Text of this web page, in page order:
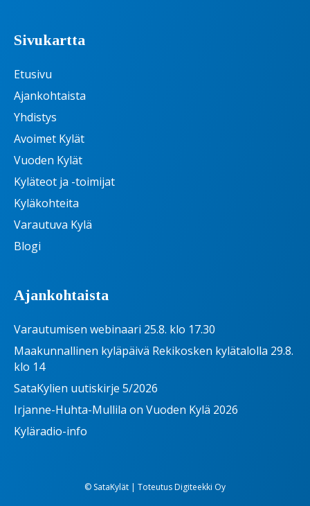
Sivukartta
Etusivu
Ajankohtaista
Yhdistys
Avoimet Kylät
Vuoden Kylät
Kyläteot ja -toimijat
Kyläkohteita
Varautuva Kylä
Blogi
Ajankohtaista
Varautumisen webinaari 25.8. klo 17.30
Maakunnallinen kyläpäivä Rekikosken kylätalolla 29.8.
klo 14
SataKylien uutiskirje 5/2026
Irjanne-Huhta-Mullila on Vuoden Kylä 2026
Kyläradio-info
© SataKylät | ToteutusDigiteekki Oy